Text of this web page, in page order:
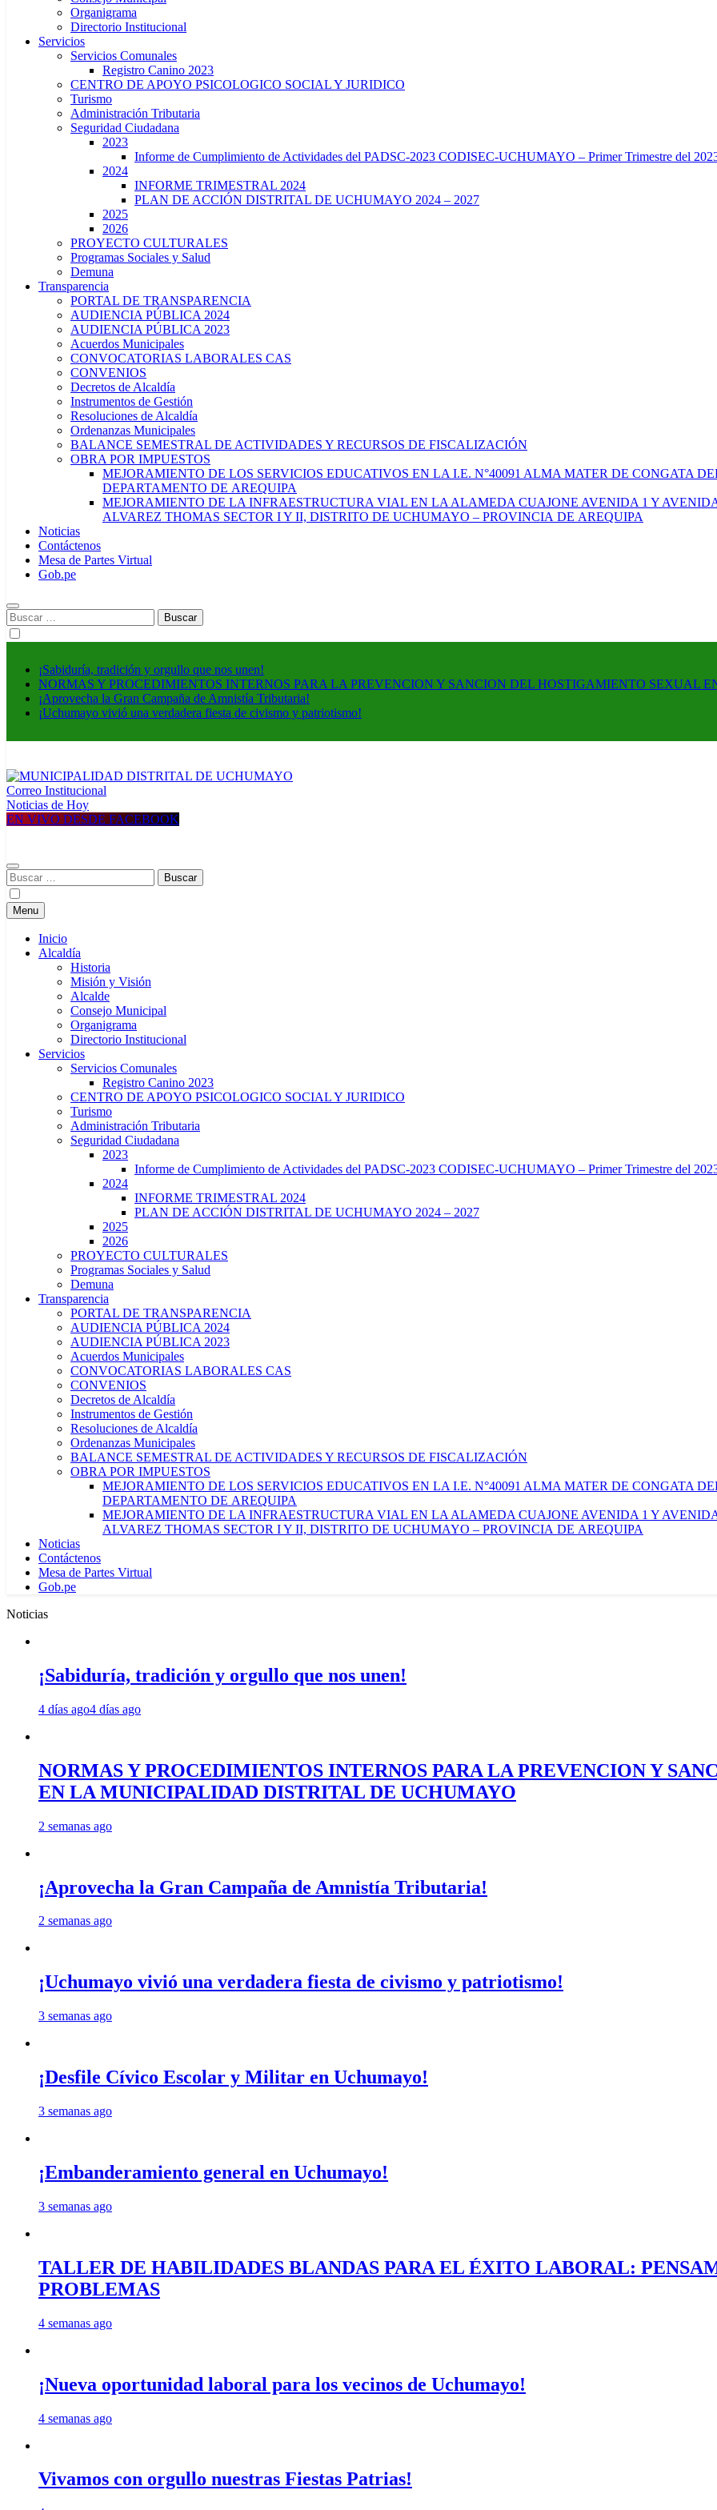
Organigrama
Directorio Institucional
Servicios
Servicios Comunales
Registro Canino 2023
CENTRO DE APOYO PSICOLOGICO SOCIAL Y JURIDICO
Turismo
Administración Tributaria
Seguridad Ciudadana
2023
Informe de Cumplimiento de Actividades del PADSC-2023 CODISEC-UCHUMAYO – Primer Trimestre del
2024
INFORME TRIMESTRAL 2024
PLAN DE ACCIÓN DISTRITAL DE UCHUMAYO 2024 – 2027
2025
2026
PROYECTO CULTURALES
Programas Sociales y Salud
Demuna
Transparencia
PORTAL DE TRANSPARENCIA
AUDIENCIA PÚBLICA 2024
AUDIENCIA PÚBLICA 2023
Acuerdos Municipales
CONVOCATORIAS LABORALES CAS
CONVENIOS
Decretos de Alcaldía
Instrumentos de Gestión
Resoluciones de Alcaldía
Ordenanzas Municipales
BALANCE SEMESTRAL DE ACTIVIDADES Y RECURSOS DE FISCALIZACIÓN
OBRA POR IMPUESTOS
MEJORAMIENTO DE LOS SERVICIOS EDUCATIVOS EN LA I.E. N°40091 ALMA MATER DE CONGATA
DEPARTAMENTO DE AREQUIPA
MEJORAMIENTO DE LA INFRAESTRUCTURA VIAL EN LA ALAMEDA CUAJONE AVENIDA 1 Y
ALVAREZ THOMAS SECTOR I Y II, DISTRITO DE UCHUMAYO – PROVINCIA DE AREQUIPA
Noticias
Contáctenos
Mesa de Partes Virtual
Gob.pe
Buscar:
¡Sabiduría, tradición y orgullo que nos unen!
NORMAS Y PROCEDIMIENTOS INTERNOS PARA LA PREVENCION Y SANCION DEL HOSTIGAMIENTO SEXUAL
¡Aprovecha la Gran Campaña de Amnistía Tributaria!
¡Uchumayo vivió una verdadera fiesta de civismo y patriotismo!
MUNICIPALIDAD DISTRITAL DE UCHUMAYO
Construyendo una nueva Historia
Correo Institucional
Noticias de Hoy
EN VIVO DESDE FACEBOOK
Buscar:
Menu
Inicio
Alcaldía
Historia
Misión y Visión
Alcalde
Consejo Municipal
Organigrama
Directorio Institucional
Servicios
Servicios Comunales
Registro Canino 2023
CENTRO DE APOYO PSICOLOGICO SOCIAL Y JURIDICO
Turismo
Administración Tributaria
Seguridad Ciudadana
2023
Informe de Cumplimiento de Actividades del PADSC-2023 CODISEC-UCHUMAYO – Primer Trimestre del
2024
INFORME TRIMESTRAL 2024
PLAN DE ACCIÓN DISTRITAL DE UCHUMAYO 2024 – 2027
2025
2026
PROYECTO CULTURALES
Programas Sociales y Salud
Demuna
Transparencia
PORTAL DE TRANSPARENCIA
AUDIENCIA PÚBLICA 2024
AUDIENCIA PÚBLICA 2023
Acuerdos Municipales
CONVOCATORIAS LABORALES CAS
CONVENIOS
Decretos de Alcaldía
Instrumentos de Gestión
Resoluciones de Alcaldía
Ordenanzas Municipales
BALANCE SEMESTRAL DE ACTIVIDADES Y RECURSOS DE FISCALIZACIÓN
OBRA POR IMPUESTOS
MEJORAMIENTO DE LOS SERVICIOS EDUCATIVOS EN LA I.E. N°40091 ALMA MATER DE CONGATA
DEPARTAMENTO DE AREQUIPA
MEJORAMIENTO DE LA INFRAESTRUCTURA VIAL EN LA ALAMEDA CUAJONE AVENIDA 1 Y
ALVAREZ THOMAS SECTOR I Y II, DISTRITO DE UCHUMAYO – PROVINCIA DE AREQUIPA
Noticias
Contáctenos
Mesa de Partes Virtual
Gob.pe
Noticias
¡Sabiduría, tradición y orgullo que nos unen!
4 días ago4 días ago
NORMAS Y PROCEDIMIENTOS INTERNOS PARA LA PREVENCION Y
EN LA MUNICIPALIDAD DISTRITAL DE UCHUMAYO
2 semanas ago
¡Aprovecha la Gran Campaña de Amnistía Tributaria!
2 semanas ago
¡Uchumayo vivió una verdadera fiesta de civismo y patriotismo!
3 semanas ago
¡Desfile Cívico Escolar y Militar en Uchumayo!
3 semanas ago
¡Embanderamiento general en Uchumayo!
3 semanas ago
TALLER DE HABILIDADES BLANDAS PARA EL ÉXITO LABORAL:
PROBLEMAS
4 semanas ago
¡Nueva oportunidad laboral para los vecinos de Uchumayo!
4 semanas ago
Vivamos con orgullo nuestras Fiestas Patrias!